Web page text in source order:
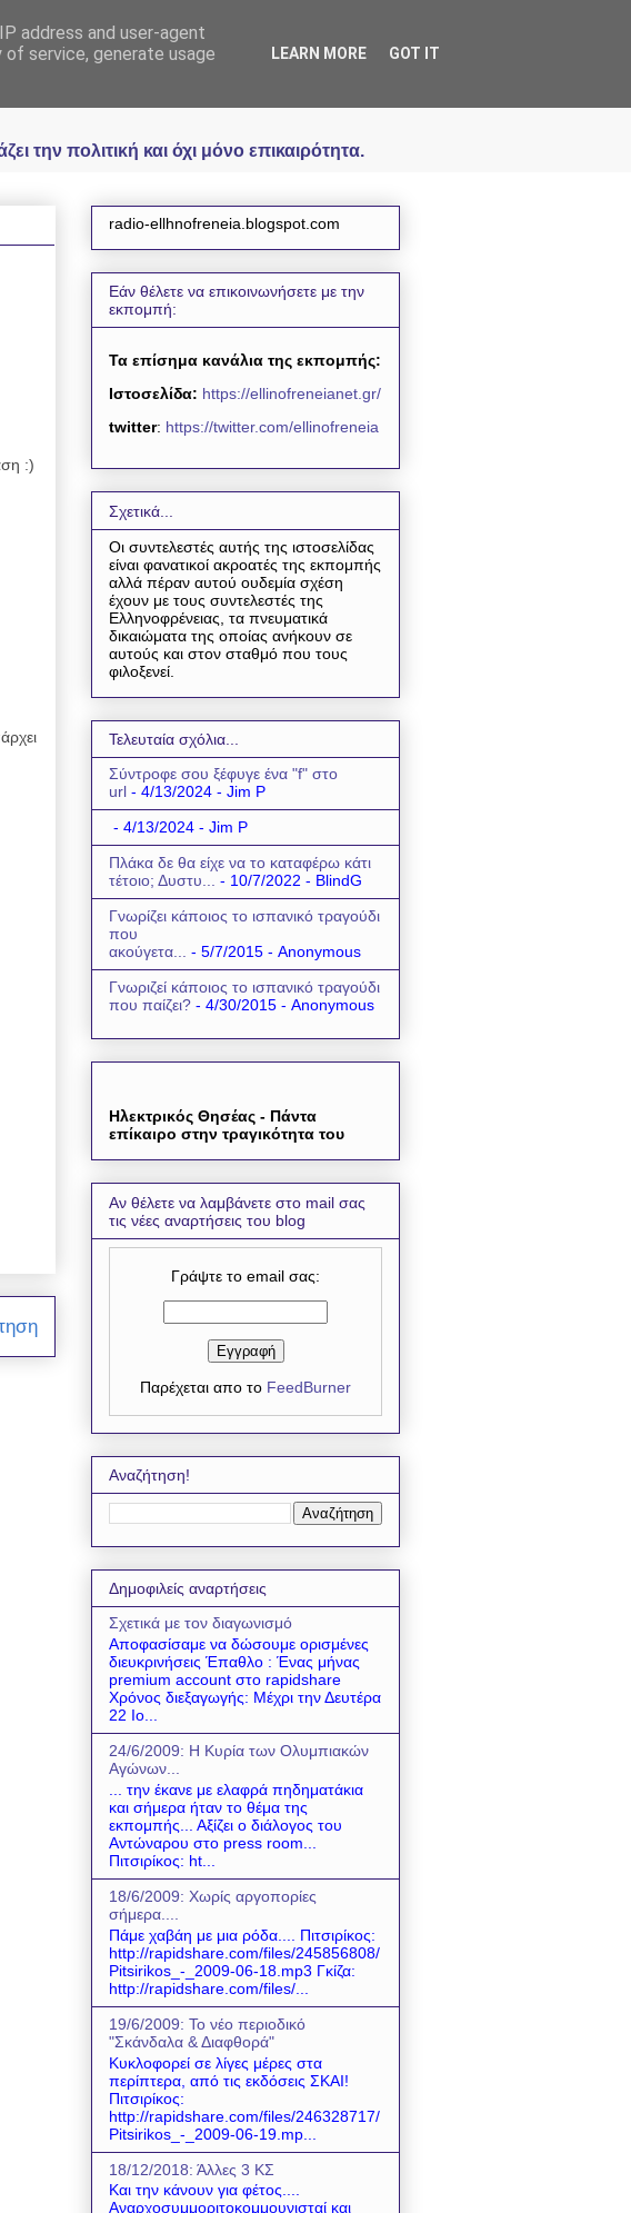
την πολιτική και όχι μόνο επικαιρότητα.
:)
radio-ellhnofreneia.blogspot.com
Εάν θέλετε να επικοινωνήσετε με την
εκπομπή:
Τα επίσημα κανάλια της εκπομπής:
Ιστοσελίδα: https://ellinofreneianet.gr/
twitter: https://twitter.com/ellinofreneia
Σχετικά...
Οι συντελεστές αυτής της ιστοσελίδας
είναι φανατικοί ακροατές της εκπομπής
αλλά πέραν αυτού ουδεμία σχέση
έχουν με τους συντελεστές της
Ελληνοφρένειας, τα πνευματικά
δικαιώματα της οποίας ανήκουν σε
αυτούς και στον σταθμό που τους
φιλοξενεί.
Τελευταία σχόλια...
Σύντροφε σου ξέφυγε ένα "f" στο
url - 4/13/2024 - Jim P
- 4/13/2024 - Jim P
Πλάκα δε θα είχε να το καταφέρω κάτι
τέτοιο; Δυστυ...
- 10/7/2022 - BlindG
Γνωρίζει κάποιος το ισπανικό τραγούδι
που
ακούγετα...
- 5/7/2015 - Anonymous
Γνωριζεί κάποιος το ισπανικό τραγούδι
που παίζει? - 4/30/2015 - Anonymous
Ηλεκτρικός Θησέας - Πάντα
επίκαιρο στην τραγικότητα του
Αν θέλετε να λαμβάνετε στο mail σας
τις νέες αναρτήσεις του blog
Γράψτε το email σας:
Παρέχεται απο το FeedBurner
Αναζήτηση!
Δημοφιλείς αναρτήσεις
Σχετικά με τον διαγωνισμό
Αποφασίσαμε να δώσουμε ορισμένες
διευκρινήσεις Έπαθλο : Ένας μήνας
premium account στο rapidshare
Χρόνος διεξαγωγής: Μέχρι την Δευτέρα
22 Ιο...
24/6/2009: Η Κυρία των Ολυμπιακών
Αγώνων...
... την έκανε με ελαφρά πηδηματάκια
και σήμερα ήταν το θέμα της
εκπομπής... Αξίζει ο διάλογος του
Αντώναρου στο press room...
Πιτσιρίκος: ht...
18/6/2009: Χωρίς αργοπορίες
σήμερα....
Πάμε χαβάη με μια ρόδα.... Πιτσιρίκος:
http://rapidshare.com/files/245856808/
Pitsirikos_-_2009-06-18.mp3 Γκίζα:
http://rapidshare.com/files/...
19/6/2009: Το νέο περιοδικό
"Σκάνδαλα & Διαφθορά"
Κυκλοφορεί σε λίγες μέρες στα
περίπτερα, από τις εκδόσεις ΣΚΑΙ!
Πιτσιρίκος:
http://rapidshare.com/files/246328717/
Pitsirikos_-_2009-06-19.mp...
18/12/2018: Άλλες 3 ΚΣ
Και την κάνουν για φέτος....
Αναρχοσυμμοριτοκομμουνισταί και
address and user-agent
service, generate usage
LEARN MORE GOT IT